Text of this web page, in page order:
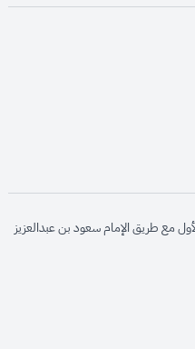
opens in new
مع طريق الإمام سعود بن عبدالعزيز